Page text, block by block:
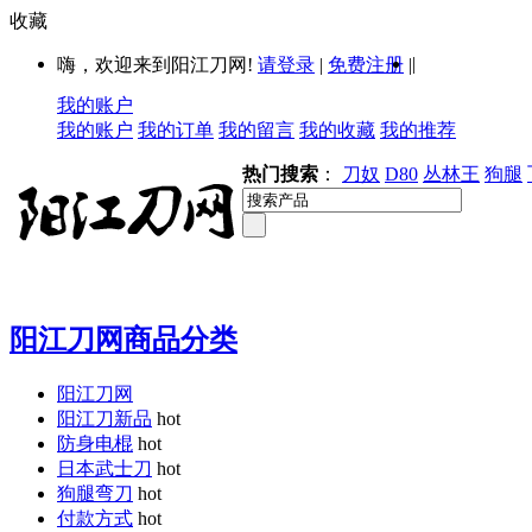
收藏
嗨，欢迎来到阳江刀网! 请登录 | 免费注册 ||
我的账户
我的账户 我的订单 我的留言 我的收藏 我的推荐
热门搜索 ： 刀奴 D80 丛林王 狗腿
阳江刀网商品分类
阳江刀网
阳江刀新品 hot
防身电棍 hot
日本武士刀 hot
狗腿弯刀 hot
付款方式 hot